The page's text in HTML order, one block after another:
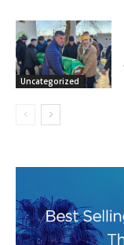
Uncategorized